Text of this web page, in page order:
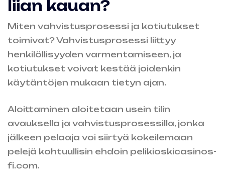
liian kauan?
Miten vahvistusprosessi ja kotiutukset
toimivat? Vahvistusprosessi liittyy
henkilöllisyyden varmentamiseen, ja
kotiutukset voivat kestää joidenkin
käytäntöjen mukaan tietyn ajan.
Aloittaminen aloitetaan usein tilin
avauksella ja vahvistusprosessilla, jonka
jälkeen pelaaja voi siirtyä kokeilemaan
pelejä kohtuullisin ehdoin pelikioskicasinos-
fi.com.